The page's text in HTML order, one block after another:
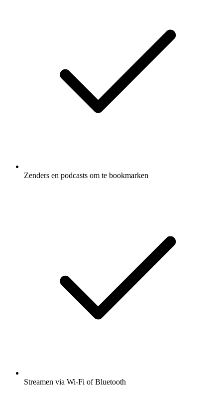
Zenders en podcasts om te bookmarken
Streamen via Wi-Fi of Bluetooth